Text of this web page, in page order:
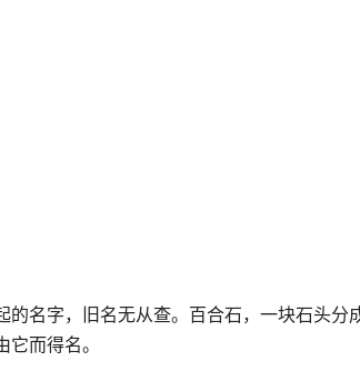
名字，旧名无从查。百合石，一块石头分
而得名。